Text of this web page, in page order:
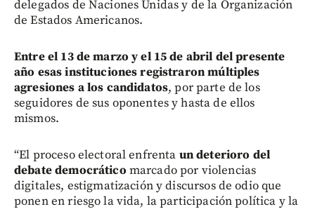
delegados de Naciones Unidas y de la Organización
de Estados Americanos.
Entre el 13 de marzo y el 15 de abril del presente
año esas instituciones registraron múltiples
agresiones a los candidatos, por parte de los
seguidores de sus oponentes y hasta de ellos
mismos.
“El proceso electoral enfrenta un deterioro del
debate democrático marcado por violencias
digitales, estigmatización y discursos de odio que
ponen en riesgo la vida, la participación política y la